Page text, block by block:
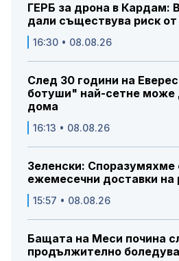
ГЕРБ за дрона в Кардам:
дали съществува риск
16:30 • 08.08.26
След 30 години на
ботуши" най-сетне може
дома
16:13 • 08.08.26
Зеленски:
ежемесечни доставки на
15:57 • 08.08.26
Бащата на Меси почина
продължително